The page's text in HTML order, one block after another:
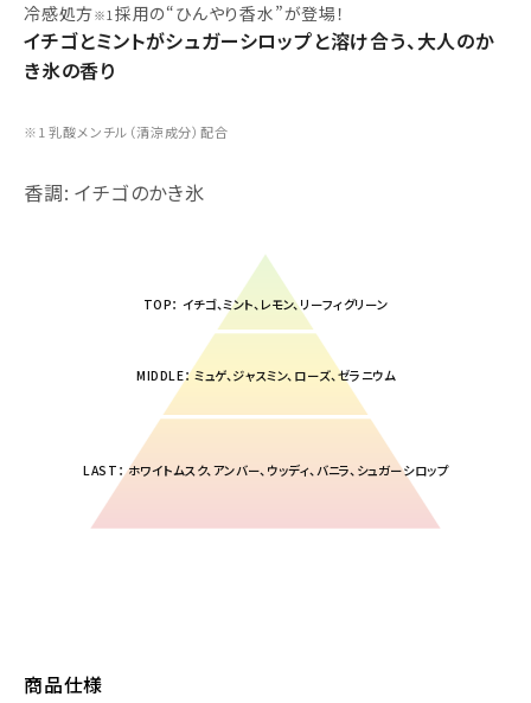
冷感処方※1採用の“ひんやり香水”が登場！
イチゴとミントがシュガーシロップと溶け合う、大人のか
き氷の香り
※1 乳酸メンチル（清涼成分）配合
香調: イチゴのかき氷
TOP： イチゴ、ミント、レモン、リーフィグリーン
MIDDLE： ミュゲ、ジャスミン、ローズ、ゼラニウム
LAST： ホワイトムスク、アンバー、ウッディ、バニラ、シュガーシロップ
商品仕様